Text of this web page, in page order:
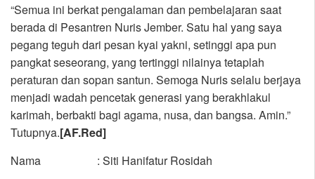
“Semua ini berkat pengalaman dan pembelajaran saat
berada di Pesantren Nuris Jember. Satu hal yang saya
pegang teguh dari pesan kyai yakni, setinggi apa pun
pangkat seseorang, yang tertinggi nilainya tetaplah
peraturan dan sopan santun. Semoga Nuris selalu berjaya
menjadi wadah pencetak generasi yang berakhlakul
karimah, berbakti bagi agama, nusa, dan bangsa. Amin.”
Tutupnya.[AF.Red]
Nama : Siti Hanifatur Rosidah